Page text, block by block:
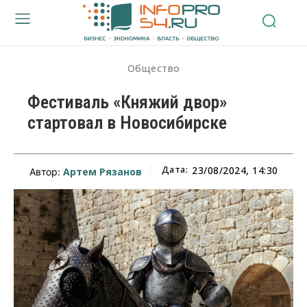
Общество
Фестиваль «Княжий двор»
стартовал в Новосибирске
Автор: Артем Рязанов Дата: 23/08/2024, 14:30